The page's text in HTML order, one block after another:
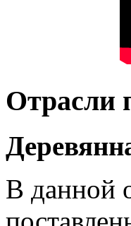
Отрасли
В данной